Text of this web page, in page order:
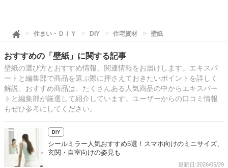
住まい・ＤＩＹ DIY 住宅資材 壁紙
おすすめの「壁紙」に関する記事
壁紙の選び方とおすすめ情報、関連情報をお届けします。エキスパ
ートと編集部で商品を選ぶ際に押さえておきたいポイントを詳しく
解説、おすすめ商品は、たくさんある人気商品の中からエキスパー
トと編集部が厳選して紹介しています。ユーザーからの口コミ情報
もぜひ参考にしてください。
DIY
シールミラー人気おすすめ5選！スマホ向けのミニサイズ、
玄関・自室向けの姿見も
更新日:2026/05/29